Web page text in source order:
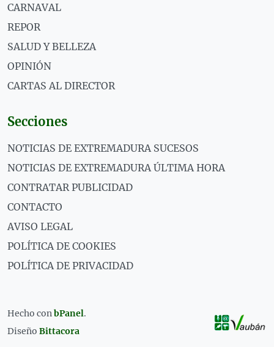
CARNAVAL
REPOR
SALUD Y BELLEZA
OPINIÓN
CARTAS AL DIRECTOR
Secciones
NOTICIAS DE EXTREMADURA SUCESOS
NOTICIAS DE EXTREMADURA ÚLTIMA HORA
CONTRATAR PUBLICIDAD
CONTACTO
AVISO LEGAL
POLÍTICA DE COOKIES
POLÍTICA DE PRIVACIDAD
Hecho conbPanel.
Diseño Bittacora